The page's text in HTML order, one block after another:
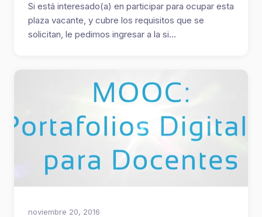
Si está interesado(a) en participar para ocupar esta
plaza vacante, y cubre los requisitos que se
solicitan, le pedimos ingresar a la si...
noviembre 20, 2016